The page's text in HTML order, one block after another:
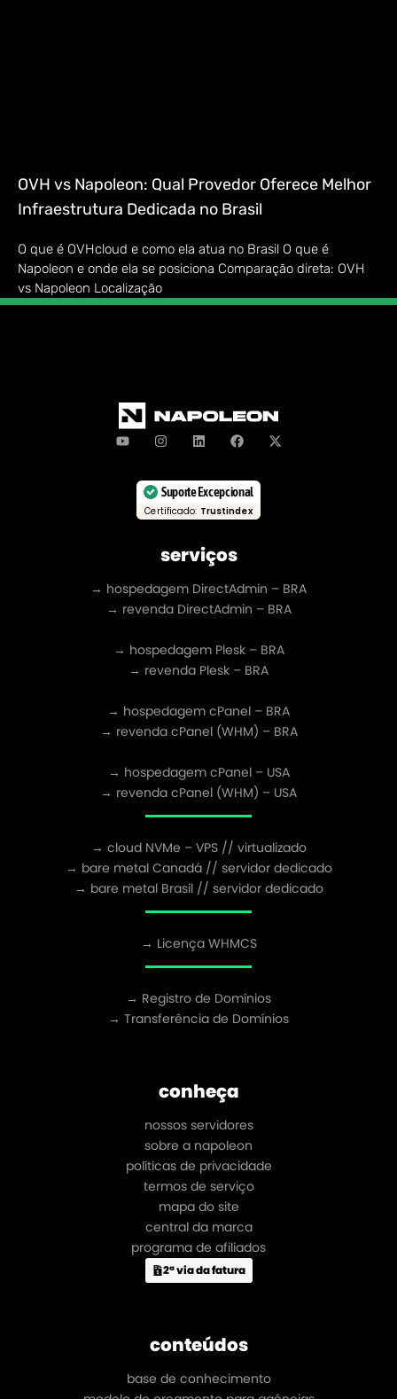
OVH vs Napoleon: Qual Provedor Oferece Melhor
Infraestrutura Dedicada no Brasil
O que é OVHcloud e como ela atua no Brasil O que é
Napoleon e onde ela se posiciona Comparação direta: OVH
vs Napoleon Localização
Suporte Excepcional
Certificado: Trustindex
serviços
→ hospedagem DirectAdmin – BRA
→ revenda DirectAdmin – BRA
→ hospedagem Plesk – BRA
→ revenda Plesk – BRA
→ hospedagem cPanel – BRA
→ revenda cPanel (WHM) – BRA
→ hospedagem cPanel – USA
→ revenda cPanel (WHM) – USA
→ cloud NVMe – VPS // virtualizado
→ bare metal Canadá // servidor dedicado
→ bare metal Brasil // servidor dedicado
→ Licença WHMCS
→ Registro de Domínios
→ Transferência de Domínios
conheça
nossos servidores
sobre a napoleon
políticas de privacidade
termos de serviço
mapa do site
central da marca
programa de afiliados
2ª via da fatura
conteúdos
base de conhecimento